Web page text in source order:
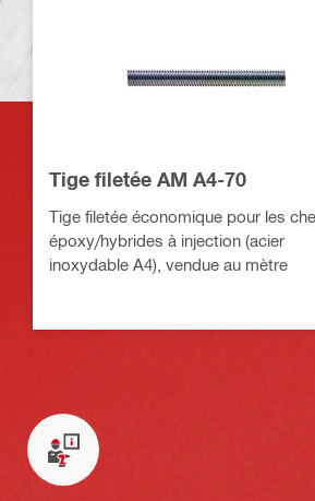
Tige filetée AM A4-70
Tige filetée économique pour les
époxy/hybrides à injection (acier
inoxydable A4), vendue au mètre